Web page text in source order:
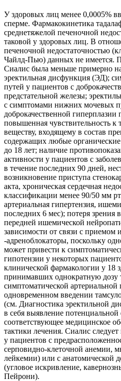
У здоровых лиц менее 0,0005%
сперме. Фармакокинетика
среднетяжелой печеночной
таковой у здоровых лиц. В
печeночной недостаточностью
Чайлд-Пью) данных не имеется.
Сиалис была меньше примерно
эректильная дисфункция (ЭД);
путей у пациентов с
предстательной железы;
с симптомами нижних мочевых
доброкачественной гиперплазии
повышенная чувствительность
веществу, входящему в состав
содержащих любые
до 18 лет; наличие
активности у пациентов с
в течение последних 90 дней,
возникновение приступа
акта, хроническая сердечная
классификации менее 90/50 мм
артериальная гипертензия,
последних 6 мес); потеря зрения
передней ишемической
зависимости от связи с приемом
-адреноблокаторы, поскольку
может привести к
гипотензии у некоторых
клинической фармакологии у 18
принимавших однократную дозу
симптоматической артериальной
одновременном введении
(см. Диагностика эректильной
в себя выявление
соответствующее медицинское
тактики лечения. Сиалис
у пациентов с
серповидно-клеточной анемии,
лейкемии) или с анатомической
(угловое искривление,
Пейрони).